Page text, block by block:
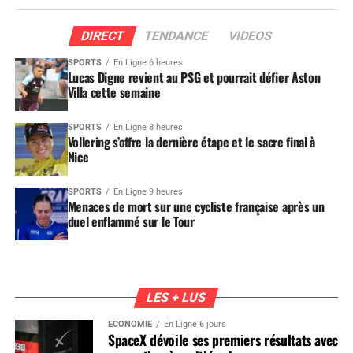
DIRECT TENDANCE VIDEOS
SPORTS En Ligne 6 heures
Lucas Digne revient au PSG et pourrait défier Aston
Villa cette semaine
SPORTS En Ligne 8 heures
Vollering s’offre la dernière étape et le sacre final à
Nice
SPORTS En Ligne 9 heures
Menaces de mort sur une cycliste française après un
duel enflammé sur le Tour
LES + LUS
ÉCONOMIE En Ligne 6 jours
SpaceX dévoile ses premiers résultats avec